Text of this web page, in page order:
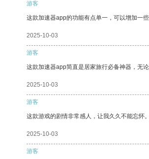
游客
这款加速器app的功能有点单一，可以增加一
2025-10-03
游客
这款加速器app简直是居家旅行必备神器，无
2025-10-03
游客
这款游戏的剧情非常感人，让我久久不能忘怀。
2025-10-03
游客